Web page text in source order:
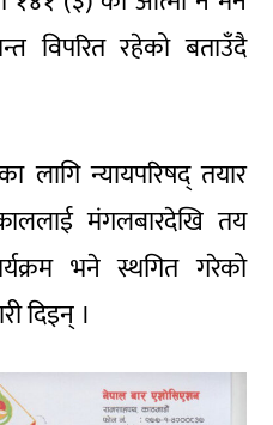
विपरित रहेको बताउँदै
लागि न्यायपरिषद् तयार
मंगलबारदेखि तय
भने स्थगित गरेको
दिइन् ।